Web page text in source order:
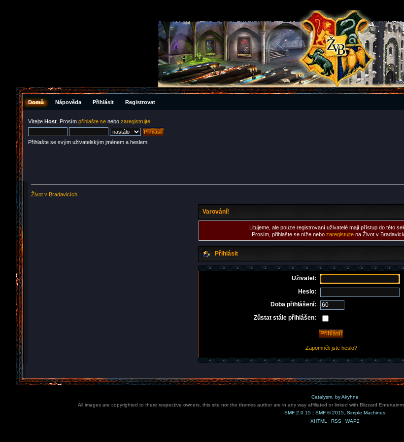
Domů Nápověda Přihlásit Registrovat
Vítejte Host . Prosím přihlašte se nebo zaregistrujte
Přihlašte se svým uživatelským jménem a heslem.
Život v Bradavicích
Varování!
Litujeme, ale pouze registrovaní uživatelé mají přístup do této
Prosím, přihlašte se níže nebo zaregistujte na Život v
Přihlásit
Uživatel:
Heslo:
Doba přihlášení:
Zůstat stále přihlášen:
Zapomněli jste heslo?
Catalysm, by Akyhne
All images are copyrighted to there respective owners, this site nor the themes author are in any way affiliated or linked with Blizzard
SMF 2.0.15 | SMF © 2015 Simple Machines
XHTML
RSS WAP2